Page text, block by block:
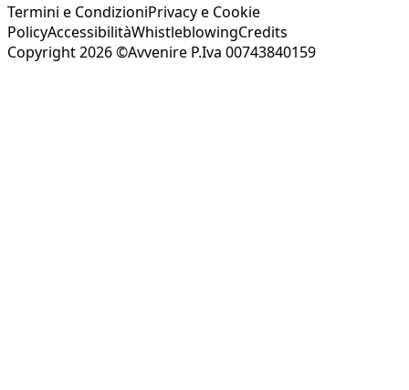
Termini e CondizioniPrivacy e Cookie
PolicyAccessibilitàWhistleblowingCredits
Copyright 2026 ©Avvenire P.Iva 00743840159